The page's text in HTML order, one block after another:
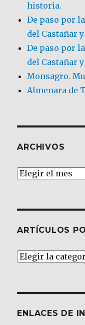
historia.
De paso por
del Castañar
De paso por
del Castañar
Monsagro.
Almenara de
ARCHIVOS
Archivos
ARTÍCULOS
Artículos
ENLACES DE